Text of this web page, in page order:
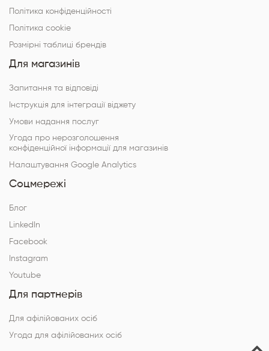
Політика конфіденційності
Політика cookie
Розмірні таблиці брендів
Для магазинів
Запитання та відповіді
Інструкція для інтеграції віджету
Умови надання послуг
Угода про нерозголошення
конфіденційної інформації для магазинів
Налаштування Google Analytics
Соцмережі
Блог
LinkedIn
Facebook
Instagram
Youtube
Для партнерів
Для афілійованих осіб
Угода для афілійованих осіб